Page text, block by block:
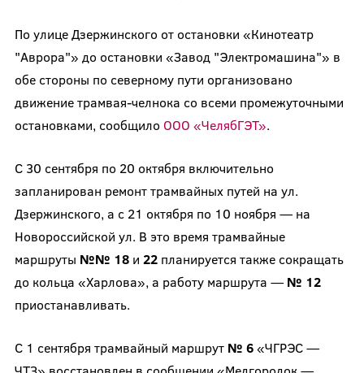
По улице Дзержинского от остановки «Кинотеатр
"Аврора"» до остановки «Завод "Электромашина"» в
обе стороны по северному пути организовано
движение трамвая-челнока со всеми промежуточными
остановками, сообщило ООО «ЧелябГЭТ».
С 30 сентября по 20 октября включительно
запланирован ремонт трамвайных путей на ул.
Дзержинского, а с 21 октября по 10 ноября — на
Новороссийской ул. В это время трамвайные
маршруты №№ 18и 22планируется также сокращать
до кольца «Харлова», а работу маршрута — № 12
приостанавливать.
С 1 сентября трамвайный маршрут № 6«ЧГРЭС —